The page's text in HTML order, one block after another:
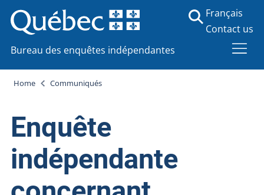
Bureau des enquêtes indépendantes
Français
Contact us
Home Communiqués
Enquête
indépendante